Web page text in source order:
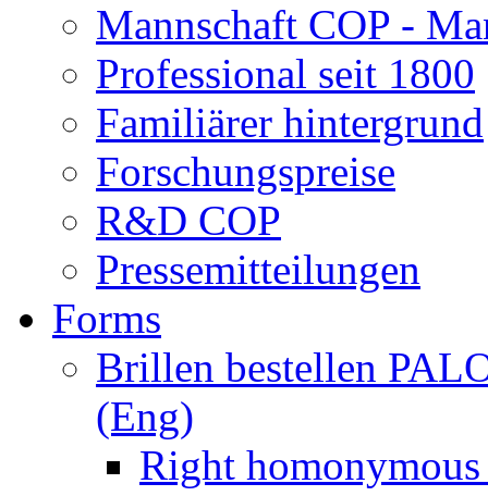
Mannschaft COP -
Professional seit 1800
Familiärer hintergrund
Forschungspreise
R&D COP
Pressemitteilungen
Forms
Brillen bestellen
(Eng)
Right